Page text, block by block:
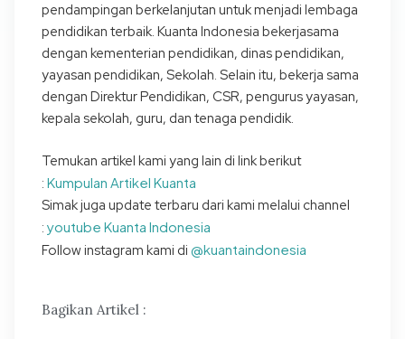
pendampingan berkelanjutan untuk menjadi lembaga
pendidikan terbaik. Kuanta Indonesia bekerjasama
dengan kementerian pendidikan, dinas pendidikan,
yayasan pendidikan, Sekolah. Selain itu, bekerja sama
dengan Direktur Pendidikan, CSR, pengurus yayasan,
kepala sekolah, guru, dan tenaga pendidik.
Temukan artikel kami yang lain di link berikut
: Kumpulan Artikel Kuanta
Simak juga update terbaru dari kami melalui channel
: youtube Kuanta Indonesia
Follow instagram kami di @kuantaindonesia
Bagikan Artikel :